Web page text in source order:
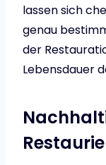
lassen sich
genau
der
Lebensdauer